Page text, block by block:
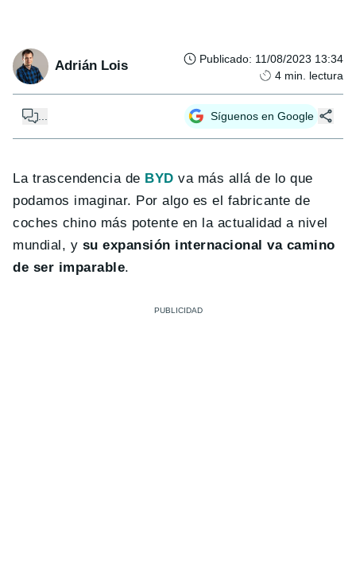
Adrián Lois Publicado: 11/08/2023 13:34
4 min. lectura
Síguenos en Google
La trascendencia de BYD va más allá de lo que
podamos imaginar. Por algo es el fabricante de
coches chino más potente en la actualidad a nivel
mundial, y su expansión internacional va camino
de ser imparable.